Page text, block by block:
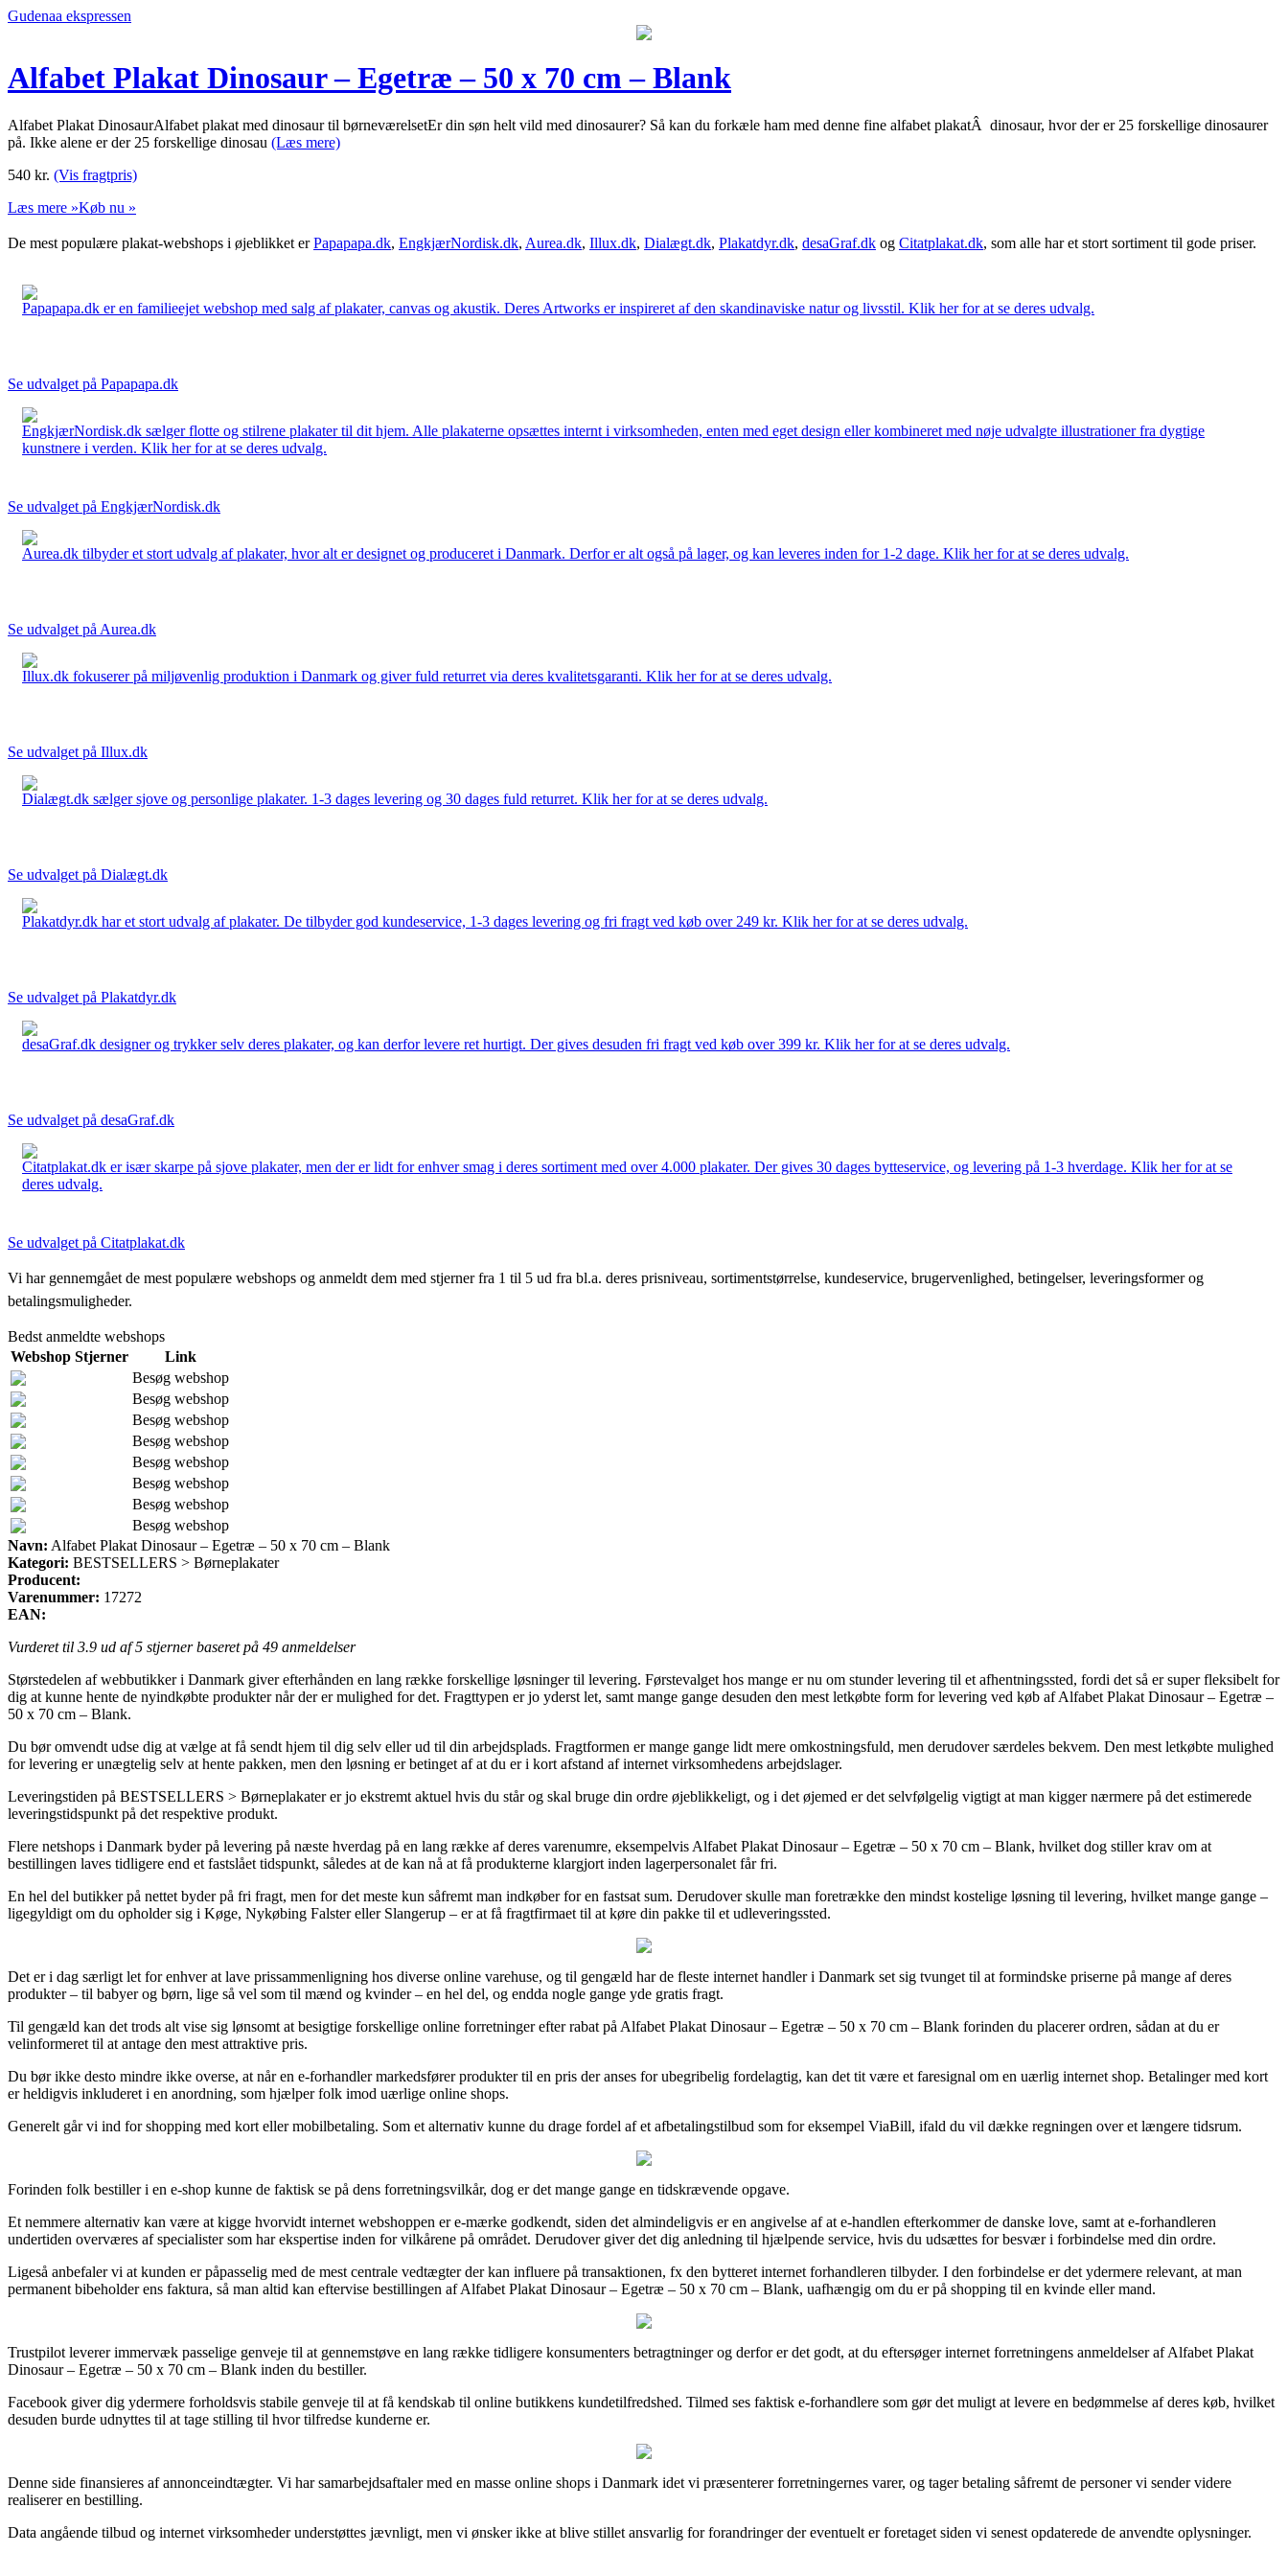
Gudenaa ekspressen
Alfabet Plakat Dinosaur – Egetræ – 50 x 70 cm – Blank
Alfabet Plakat DinosaurAlfabet plakat med dinosaur til børneværelsetEr din søn helt vild med dinosaurer? Så kan du forkæle ham med denne fine alfabet plakatÂ dinosaur, hvor der er 25 forskellige dinosaurer
på. Ikke alene er der 25 forskellige dinosau (Læs mere)
540 kr. (Vis fragtpris)
Læs mere »Køb nu »
De mest populære plakat-webshops i øjeblikket erPapapapa.dk, EngkjærNordisk.dk, Aurea.dk, Illux.dk, Dialægt.dk, Plakatdyr.dk, desaGraf.dk og Citatplakat.dk, som alle har et stort sortiment til gode priser.
Papapapa.dk er en familieejet webshop med salg af plakater, canvas og akustik. Deres Artworks er inspireret af den skandinaviske natur og livsstil. Klik her for at se deres udvalg.
Se udvalget på Papapapa.dk
EngkjærNordisk.dk sælger flotte og stilrene plakater til dit hjem. Alle plakaterne opsættes internt i virksomheden, enten med eget design eller kombineret med nøje udvalgte illustrationer fra dygtige
kunstnere i verden. Klik her for at se deres udvalg.
Se udvalget på EngkjærNordisk.dk
Aurea.dk tilbyder et stort udvalg af plakater, hvor alt er designet og produceret i Danmark. Derfor er alt også på lager, og kan leveres inden for 1-2 dage. Klik her for at se deres udvalg.
Se udvalget på Aurea.dk
Illux.dk fokuserer på miljøvenlig produktion i Danmark og giver fuld returret via deres kvalitetsgaranti. Klik her for at se deres udvalg.
Se udvalget på Illux.dk
Dialægt.dk sælger sjove og personlige plakater. 1-3 dages levering og 30 dages fuld returret. Klik her for at se deres udvalg.
Se udvalget på Dialægt.dk
Plakatdyr.dk har et stort udvalg af plakater. De tilbyder god kundeservice, 1-3 dages levering og fri fragt ved køb over 249 kr. Klik her for at se deres udvalg.
Se udvalget på Plakatdyr.dk
desaGraf.dk designer og trykker selv deres plakater, og kan derfor levere ret hurtigt. Der gives desuden fri fragt ved køb over 399 kr. Klik her for at se deres udvalg.
Se udvalget på desaGraf.dk
Citatplakat.dk er især skarpe på sjove plakater, men der er lidt for enhver smag i deres sortiment med over 4.000 plakater. Der gives 30 dages bytteservice, og levering på 1-3 hverdage. Klik her for at se
deres udvalg.
Se udvalget på Citatplakat.dk
Vi har gennemgået de mest populære webshops og anmeldt dem med stjerner fra 1 til 5 ud fra bl.a. deres prisniveau, sortimentstørrelse, kundeservice, brugervenlighed, betingelser, leveringsformer og
betalingsmuligheder.
Bedst anmeldte webshops
Webshop Stjerner
Link
Besøg webshop
Besøg webshop
Besøg webshop
Besøg webshop
Besøg webshop
Besøg webshop
Besøg webshop
Besøg webshop
Navn: Alfabet Plakat Dinosaur – Egetræ – 50 x 70 cm – Blank
Kategori: BESTSELLERS > Børneplakater
Producent:
Varenummer: 17272
EAN:
Vurderet til 3.9 ud af 5 stjerner baseret på 49 anmeldelser
Størstedelen af webbutikker i Danmark giver efterhånden en lang række forskellige løsninger til levering. Førstevalget hos mange er nu om stunder levering til et afhentningssted, fordi det så er super fleksibelt for
dig at kunne hente de nyindkøbte produkter når der er mulighed for det. Fragttypen er jo yderst let, samt mange gange desuden den mest letkøbte form for levering ved køb af Alfabet Plakat Dinosaur – Egetræ –
50 x 70 cm – Blank.
Du bør omvendt udse dig at vælge at få sendt hjem til dig selv eller ud til din arbejdsplads. Fragtformen er mange gange lidt mere omkostningsfuld, men derudover særdeles bekvem. Den mest letkøbte mulighed
for levering er unægtelig selv at hente pakken, men den løsning er betinget af at du er i kort afstand af internet virksomhedens arbejdslager.
Leveringstiden på BESTSELLERS > Børneplakater er jo ekstremt aktuel hvis du står og skal bruge din ordre øjeblikkeligt, og i det øjemed er det selvfølgelig vigtigt at man kigger nærmere på det estimerede
leveringstidspunkt på det respektive produkt.
Flere netshops i Danmark byder på levering på næste hverdag på en lang række af deres varenumre, eksempelvis Alfabet Plakat Dinosaur – Egetræ – 50 x 70 cm – Blank, hvilket dog stiller krav om at
bestillingen laves tidligere end et fastslået tidspunkt, således at de kan nå at få produkterne klargjort inden lagerpersonalet får fri.
En hel del butikker på nettet byder på fri fragt, men for det meste kun såfremt man indkøber for en fastsat sum. Derudover skulle man foretrække den mindst kostelige løsning til levering, hvilket mange gange –
ligegyldigt om du opholder sig i Køge, Nykøbing Falster eller Slangerup – er at få fragtfirmaet til at køre din pakke til et udleveringssted.
Det er i dag særligt let for enhver at lave prissammenligning hos diverse online varehuse, og til gengæld har de fleste internet handler i Danmark set sig tvunget til at formindske priserne på mange af deres
produkter – til babyer og børn, lige så vel som til mænd og kvinder – en hel del, og endda nogle gange yde gratis fragt.
Til gengæld kan det trods alt vise sig lønsomt at besigtige forskellige online forretninger efter rabat på Alfabet Plakat Dinosaur – Egetræ – 50 x 70 cm – Blank forinden du placerer ordren, sådan at du er
velinformeret til at antage den mest attraktive pris.
Du bør ikke desto mindre ikke overse, at når en e-forhandler markedsfører produkter til en pris der anses for ubegribelig fordelagtig, kan det tit være et faresignal om en uærlig internet shop. Betalinger med kort
er heldigvis inkluderet i en anordning, som hjælper folk imod uærlige online shops.
Generelt går vi ind for shopping med kort eller mobilbetaling. Som et alternativ kunne du drage fordel af et afbetalingstilbud som for eksempel ViaBill, ifald du vil dække regningen over et længere tidsrum.
Forinden folk bestiller i en e-shop kunne de faktisk se på dens forretningsvilkår, dog er det mange gange en tidskrævende opgave.
Et nemmere alternativ kan være at kigge hvorvidt internet webshoppen er e-mærke godkendt, siden det almindeligvis er en angivelse af at e-handlen efterkommer de danske love, samt at e-forhandleren
undertiden overværes af specialister som har ekspertise inden for vilkårene på området. Derudover giver det dig anledning til hjælpende service, hvis du udsættes for besvær i forbindelse med din ordre.
Ligeså anbefaler vi at kunden er påpasselig med de mest centrale vedtægter der kan influere på transaktionen, fx den bytteret internet forhandleren tilbyder. I den forbindelse er det ydermere relevant, at man
permanent bibeholder ens faktura, så man altid kan eftervise bestillingen af Alfabet Plakat Dinosaur – Egetræ – 50 x 70 cm – Blank, uafhængig om du er på shopping til en kvinde eller mand.
Trustpilot leverer immervæk passelige genveje til at gennemstøve en lang række tidligere konsumenters betragtninger og derfor er det godt, at du eftersøger internet forretningens anmeldelser af Alfabet Plakat
Dinosaur – Egetræ – 50 x 70 cm – Blank inden du bestiller.
Facebook giver dig ydermere forholdsvis stabile genveje til at få kendskab til online butikkens kundetilfredshed. Tilmed ses faktisk e-forhandlere som gør det muligt at levere en bedømmelse af deres køb, hvilket
desuden burde udnyttes til at tage stilling til hvor tilfredse kunderne er.
Denne side finansieres af annonceindtægter. Vi har samarbejdsaftaler med en masse online shops i Danmark idet vi præsenterer forretningernes varer, og tager betaling såfremt de personer vi sender videre
realiserer en bestilling.
Data angående tilbud og internet virksomheder understøttes jævnligt, men vi ønsker ikke at blive stillet ansvarlig for forandringer der eventuelt er foretaget siden vi senest opdaterede de anvendte oplysninger.